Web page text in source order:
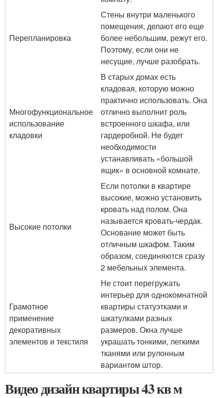
Перепланировка
Стены внутри маленького
помещения, делают его еще
более небольшим, режут его.
Поэтому, если они не
несущие, лучше разобрать.
Многофункциональное
использование
кладовки
В старых домах есть
кладовая, которую можно
практично использовать. Она
отлично выполнит роль
встроенного шкафа, или
гардеробной. Не будет
необходимости
устанавливать «большой
ящик» в основной комнате.
Высокие потолки
Если потолки в квартире
высокие, можно установить
кровать над полом. Она
называется кровать-чердак.
Основание может быть
отличным шкафом. Таким
образом, соединяются сразу
2 мебельных элемента.
Грамотное
применение
декоративных
элементов и текстиля
Не стоит перегружать
интерьер для однокомнатной
квартиры статуэтками и
шкатулками разных
размеров. Окна лучше
украшать тонкими, легкими
тканями или рулонным
вариантом штор.
Видео дизайн квартиры 43 кв м